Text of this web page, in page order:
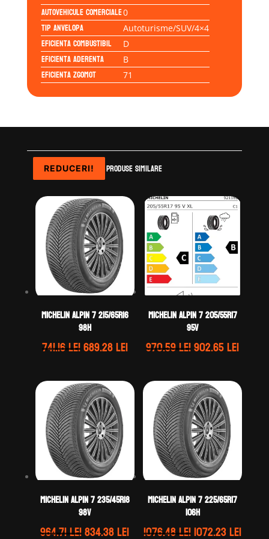
Autovehicule comerciale0
Tip anvelopa Autoturisme/SUV/4×4
Eficienta Combustibil D
Eficienta Aderenta B
Eficienta Zgomot 71
Produse similare
REDUCERI!
Michelin ALPIN 7 215/65R16
98H
741.16leiPrețul
a
fost:
741.16 lei.
689.28leiPrețul
este:
689.28 lei.
REDUCERI!
Michelin ALPIN 7 205/55R17
95V
970.59leiPrețul
a
fost:
970.59 lei.
902.65leiPrețul
este:
REDUCERI!
Michelin ALPIN 7 235/45R18
98V
964.71leiPrețul
834.38leiPrețul
REDUCERI!
Michelin ALPIN 7 225/65R17
106H
1076.48leiPrețul
1072.23lei